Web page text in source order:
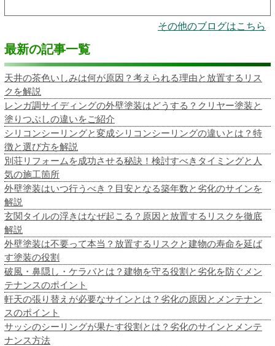
その他のブログはこちら
最新の記事一覧
天井の茶色いしみは何が原因？考えられる理由と放置するリス
クを解説
レンガ調サイディングの外壁塗装はどうする？クリヤー塗装と
塗りつぶしの違いをご紹介
シリコンシーリングと変成シリコンシーリングの違いとは？特
徴と選び方を解説
別荘リフォームを成功させる秘訣！検討すべきタイミングと人
気の施工箇所
外壁塗装はいつ行うべき？目安となる築年数と劣化のサインを
解説
玄関タイルの浮きはなぜ起こる？原因と放置するリスクを徹底
解説
外壁塗装は不要って本当？放置するリスクと建物の寿命を延ば
す塗装の役割
破風・鼻隠し・ケラバとは？建物を守る役割と劣化を防ぐメン
テナンスのポイント
軒天の張り替えが必要なサインとは？劣化の原因とメンテナン
スのポイント
サッシのシーリングが果たす役割とは？劣化のサインとメンテ
ナンス方法